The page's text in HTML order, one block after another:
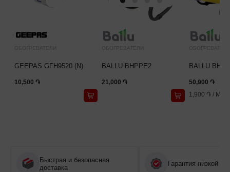
ОБОГРЕВАТЕЛИ
GEEPAS GFH9520 (N)
10,500 ֏
ОБОГРЕВАТЕЛИ
BALLU BHPPE2
21,000 ֏
BALLU
50,900 ֏
1,900 ֏ /
Быстрая и безопасная
доставка
Гарантия низкой